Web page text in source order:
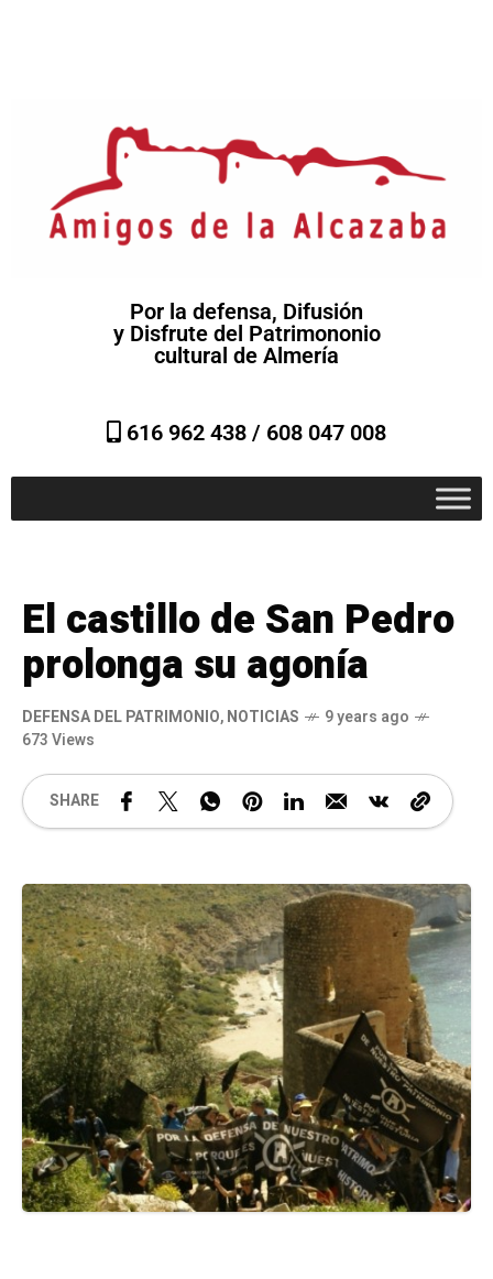
Por la defensa, Difusión
y Disfrute del Patrimononio
cultural de Almería
616 962 438 / 608 047 008
El castillo de San Pedro
prolonga su agonía
DEFENSA DEL PATRIMONIO,NOTICIAS
9 years ago
673 Views
SHARE